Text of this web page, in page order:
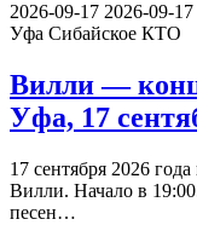
2026-09-17 2026-09-17
Уфа Сибайское КТО
Вилли —
Уфа, 17
17 сентября 2026
Вилли. Начало в
песен…